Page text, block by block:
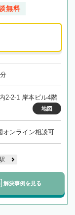
無料
2-2-1 岸本ビル4階
地図
オンライン相談可
解決事例を見る